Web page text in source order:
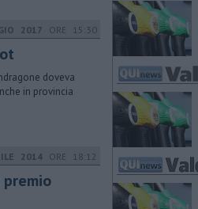
2017 ORE 15:30
doveva
in provincia
2014 ORE 18:12